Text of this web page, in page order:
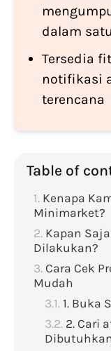
dalam
Tersedia
notifikasi
terencana
Table of
Kenapa
Minimarket?
Kapan
Dilakukan?
Cara Cek
Mudah
1. Buka
2. Cari
Dibutuhkan